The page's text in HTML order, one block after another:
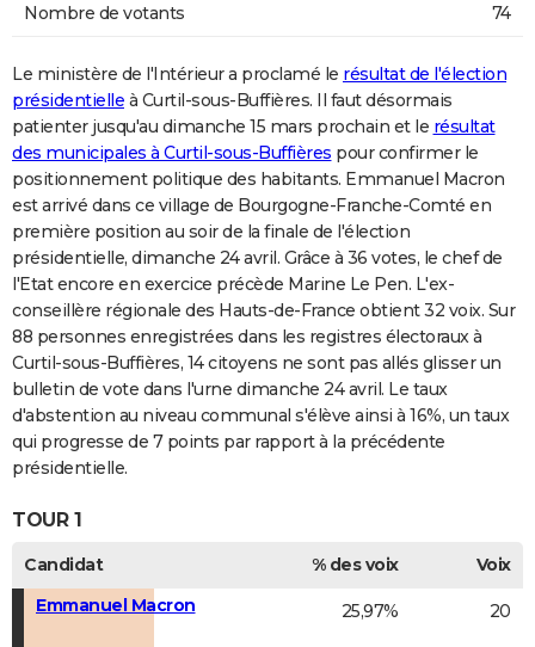
Nombre de votants 74
Le ministère de l'Intérieur a proclamé le résultat de l'élection
présidentielle à Curtil-sous-Buffières. Il faut désormais
patienter jusqu'au dimanche 15 mars prochain et le résultat
des municipales à Curtil-sous-Buffières pour confirmer le
positionnement politique des habitants. Emmanuel Macron
est arrivé dans ce village de Bourgogne-Franche-Comté en
première position au soir de la finale de l'élection
présidentielle, dimanche 24 avril. Grâce à 36 votes, le chef de
l'Etat encore en exercice précède Marine Le Pen. L'ex-
conseillère régionale des Hauts-de-France obtient 32 voix. Sur
88 personnes enregistrées dans les registres électoraux à
Curtil-sous-Buffières, 14 citoyens ne sont pas allés glisser un
bulletin de vote dans l'urne dimanche 24 avril. Le taux
d'abstention au niveau communal s'élève ainsi à 16%, un taux
qui progresse de 7 points par rapport à la précédente
présidentielle.
TOUR 1
Candidat % des voix
Voix
Emmanuel Macron
25,97% 20